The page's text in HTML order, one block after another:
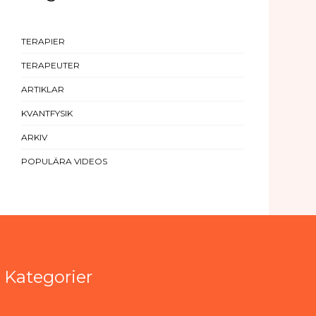
TERAPIER
TERAPEUTER
ARTIKLAR
KVANTFYSIK
ARKIV
POPULÄRA VIDEOS
Kategorier